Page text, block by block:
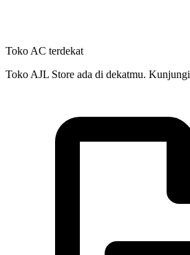
Toko AC terdekat
Toko AJL Store ada di dekatmu. Kunjungi